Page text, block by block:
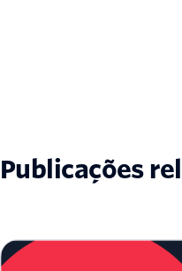
Publicações